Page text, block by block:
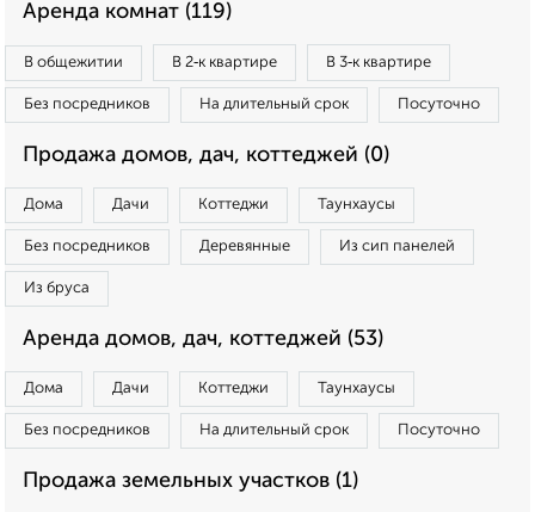
Аренда комнат (119)
В общежитии В 2‑к квартире В 3‑к квартире
Без посредников На длительный срок Посуточно
Продажа домов, дач, коттеджей (0)
Дома Дачи Коттеджи Таунхаусы
Без посредников Деревянные Из сип панелей
Из бруса
Аренда домов, дач, коттеджей (53)
Дома Дачи Коттеджи Таунхаусы
Без посредников На длительный срок Посуточно
Продажа земельных участков (1)